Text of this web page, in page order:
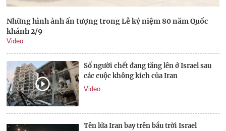
Những hình ảnh ấn tượng trong Lễ kỷ niệm 80 năm Quốc
khánh 2/9
Video
Số người chết đang tăng lên ở Israel sau
các cuộc không kích của Iran
Video
Tên lửa Iran bay trên bầu trời Israel